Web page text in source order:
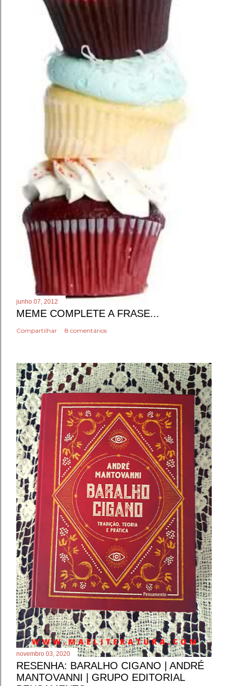
junho 07, 2012
MEME COMPLETE A FRASE...
Compartilhar 8 comentários
novembro 03, 2020
RESENHA: BARALHO CIGANO | ANDRÉ
MANTOVANNI | GRUPO EDITORIAL